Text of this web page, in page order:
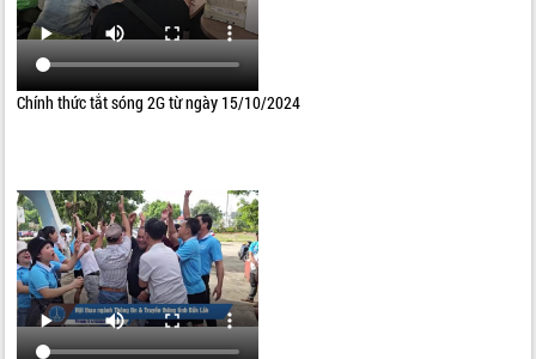
Chính thức tắt sóng 2G từ ngày 15/10/2024